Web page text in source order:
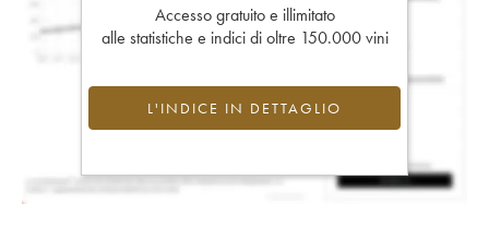
Accesso gratuito e illimitato
alle statistiche e indici di oltre 150.000 vini
L'INDICE IN DETTAGLIO